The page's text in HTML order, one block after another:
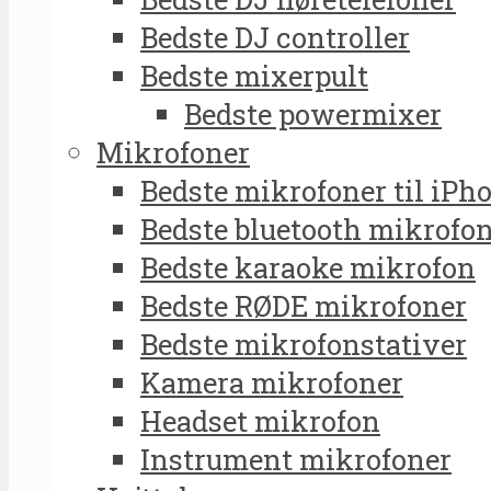
Bedste DJ controller
Bedste mixerpult
Bedste powermixer
Mikrofoner
Bedste mikrofoner til
Bedste bluetooth
Bedste karaoke mikrofon
Bedste RØDE mikrofoner
Bedste mikrofonstativer
Kamera mikrofoner
Headset mikrofon
Instrument mikrofoner